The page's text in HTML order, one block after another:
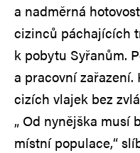
a nadměrná
cizinců páchajících
k pobytu Syřanům.
a pracovní
cizích vlajek bez
„ Od nynějška musí
místní populace,“